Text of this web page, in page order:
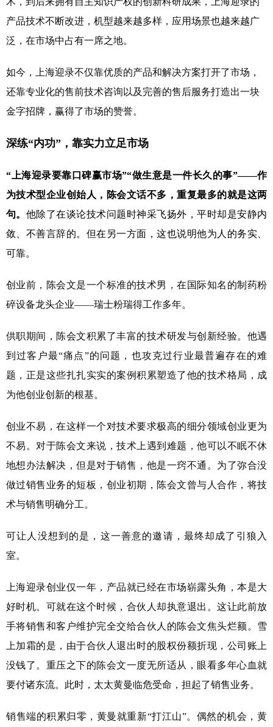
产品技术不断改进，机型越来越多样，应用场景也越来越广
泛，在市场中占有一席之地。
如今，上海迎录不仅靠优质的产品和解决方案打开了市场，
还靠专业化的售前技术咨询以及完善的售后服务打造出一块
金字招牌，赢得了市场的赞誉。
深练“内功”，靠实力立足市场
“上海迎录要靠口碑赢市场”“做生意是一件长久的事”——作
为技术型企业创始人，陈会文话不多，重复最多的就是这两
句。 他除了在谈论技术问题时神采飞扬外，平时却是安静内
敛、不善言辞的。但在另一方面，这也说明他为人的务实、
可靠。
创业前，陈会文是一个标准的技术男，在国际知名的制药粉
碎设备龙头企业——瑞士粉瑞得工作多年。
供职期间，陈会文积累了丰富的技术研发与创新经验。他遇
到过客户最“痛点”的问题，也攻克过行业最普遍存在的难
题，正是这些扎扎实实的案例积累塑造了他的技术格局，成
为他创业创新的根基。
创业不易，在这样一个对技术要求极高的细分领域创业更为
不易。对于陈会文来说，技术上遇到难题，他可以不眠不休
地想办法解决，但是对于销售，他是一窍不通。为了弥合没
做过销售业务的短板，创业初期，陈会文曾与人合作，将技
术与销售明确分工。
可让人没想到的是，这一善意的邀请，最终却成了引狼入
室。
上海迎录创业仅一年，产品就已经在市场崭露头角，本是大
好时机。可就在这个时候，合伙人却执意退出。这让此前放
手将销售和客户维护完全交给合伙人的陈会文焦头烂额。雪
上加霜的是，由于合伙人退出时的股权份额折现，公司账上
没钱了。重压之下的陈会文一度无所适从，眼看多年心血就
要付诸东流。此时，太太黄曼临危受命，担起了销售业务。
销售端的积累归零，黄曼就重新“打江山”。偶然的机会，黄